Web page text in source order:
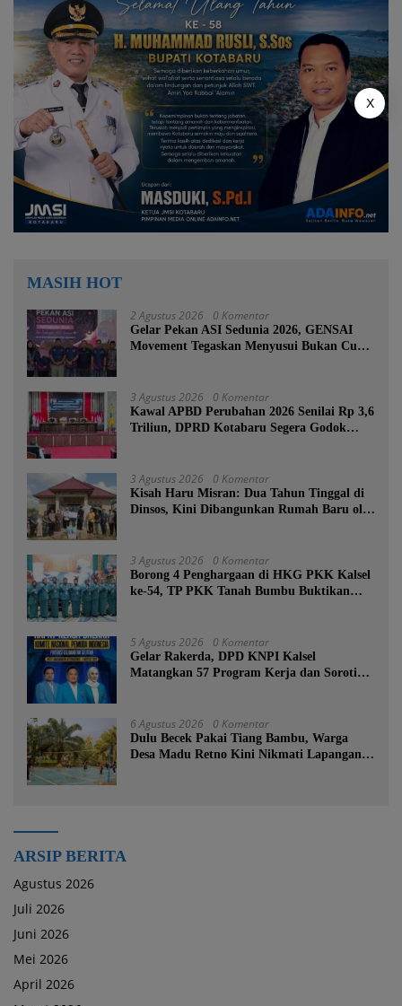
MASIH HOT
2 Agustus 2026 0 Komentar
Gelar Pekan ASI Sedunia 2026, GENSAI
Movement Tegaskan Menyusui Bukan Cuma
3 Agustus 2026 0 Komentar
Kawal APBD Perubahan 2026 Senilai Rp 3,6
Triliun, DPRD Kotabaru Segera Godok
3 Agustus 2026 0 Komentar
Kisah Haru Misran: Dua Tahun Tinggal di
Dinsos, Kini Dibangunkan Rumah Baru oleh
3 Agustus 2026 0 Komentar
Borong 4 Penghargaan di HKG PKK Kalsel
ke-54, TP PKK Tanah Bumbu Buktikan
5 Agustus 2026 0 Komentar
Gelar Rakerda, DPD KNPI Kalsel
Matangkan 57 Program Kerja dan Soroti
6 Agustus 2026 0 Komentar
Dulu Becek Pakai Tiang Bambu, Warga
Desa Madu Retno Kini Nikmati Lapangan
ARSIP BERITA
Agustus 2026
Juli 2026
Juni 2026
Mei 2026
April 2026
X